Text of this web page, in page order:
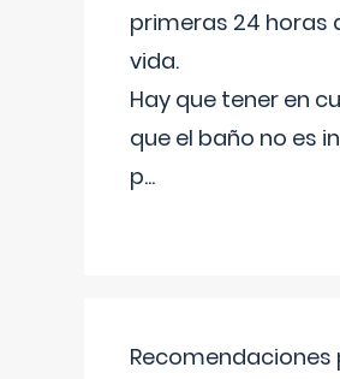
primeras 24 horas
vida.
Hay que tener en
que el baño no es
p...
Recomendaciones